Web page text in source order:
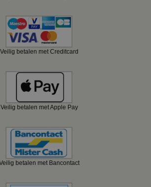
Veilig betalen met Creditcard
Veilig betalen met Apple Pay
betalen met Bancontact